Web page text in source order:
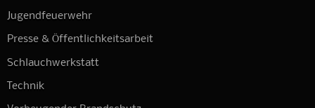
Jugendfeuerwehr
Presse & Öffentlichkeitsarbeit
Schlauchwerkstatt
Technik